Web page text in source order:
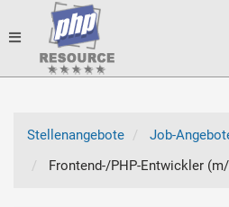
Toggle
Stellenangebote
Job-
Frontend-/PHP-Entwickler